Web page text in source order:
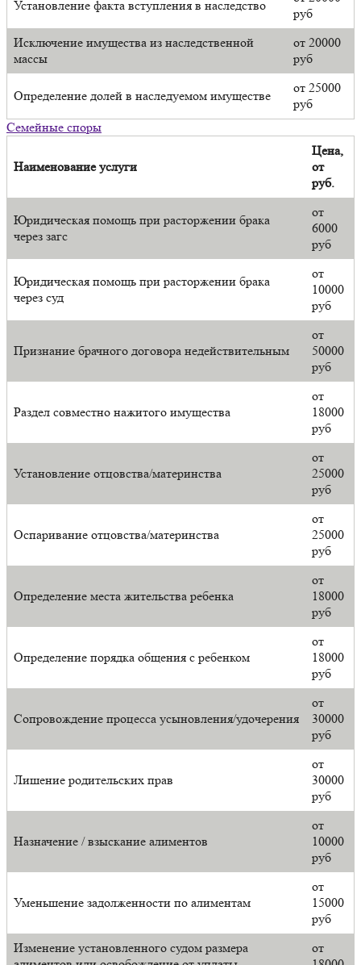
Установление факта вступления в наследство
руб
Исключение имущества из наследственной
массы
от 20000
руб
Определение долей в наследуемом имуществе
от 25000
руб
Семейные споры
Наименование услуги
Цена,
от
руб.
Юридическая помощь при расторжении брака
через загс
от
6000
руб
Юридическая помощь при расторжении брака
через суд
от
10000
руб
Признание брачного договора недействительным
от
50000
руб
Раздел совместно нажитого имущества
от
18000
руб
Установление отцовства/материнства
от
25000
руб
Оспаривание отцовства/материнства
от
25000
руб
Определение места жительства ребенка
от
18000
руб
Определение порядка общения с ребенком
от
18000
руб
Сопровождение процесса усыновления/удочерения
от
30000
руб
Лишение родительских прав
от
30000
руб
Назначение / взыскание алиментов
от
10000
руб
Уменьшение задолженности по алиментам
от
15000
руб
Изменение установленного судом размера
от